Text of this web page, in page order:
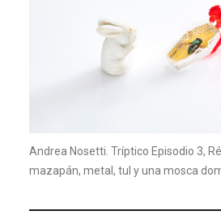
Andrea Nosetti. Tríptico Episodio 3,
mazapán, metal, tul y una mosca